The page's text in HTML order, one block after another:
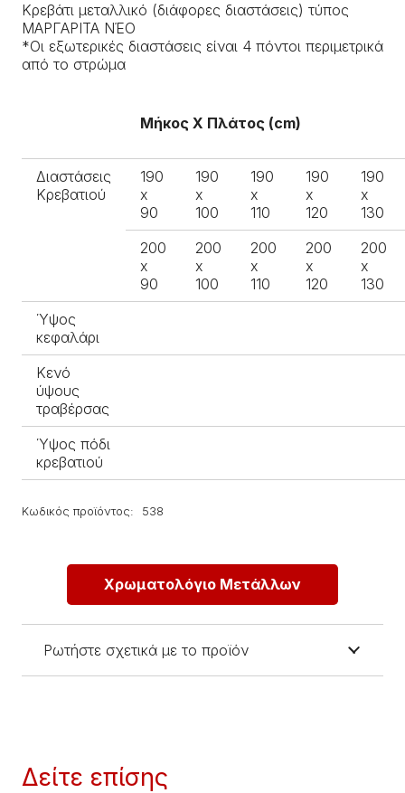
Κρεβάτι μεταλλικό (διάφορες διαστάσεις) τύπος
ΜΑΡΓΑΡΙΤΑ ΝΈΟ
*Οι εξωτερικές διαστάσεις είναι 4 πόντοι περιμετρικά
από το στρώμα
Μήκος Χ Πλάτος (cm)
Διαστάσεις
Κρεβατιού
190
x
90
190
x
100
190
x
110
190
x
120
190
x
130
200
x
90
200
x
100
200
x
110
200
x
120
200
x
130
Ύψος
κεφαλάρι
Κενό
ύψους
τραβέρσας
Ύψος πόδι
κρεβατιού
Κωδικός προϊόντος: 538
Χρωματολόγιο Μετάλλων
Ρωτήστε σχετικά με το προϊόν
Δείτε επίσης